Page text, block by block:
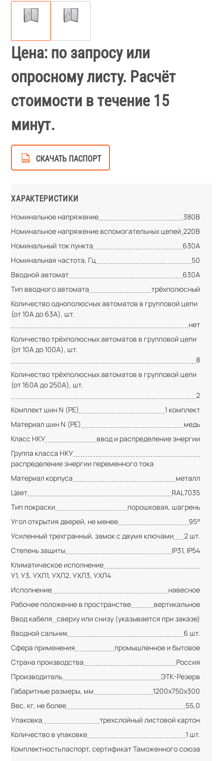
Цена: по запросу или
опросному листу. Расчёт
стоимости в течение 15
минут.
СКАЧАТЬ ПАСПОРТ
ХАРАКТЕРИСТИКИ
Номинальное напряжение
380В
Номинальное напряжение вспомогательных цепей 220В
Номинальный ток пункта
630А
Номинальная частота, Гц
50
Вводной автомат
630А
Тип вводного автомата
трёхполюсный
Количество однополюсных автоматов в групповой цепи
(от 10А до 63А), шт.
нет
Количество трёхполюсных автоматов в групповой цепи
(от 10А до 100А), шт.
8
Количество трёхполюсных автоматов в групповой цепи
(от 160А до 250А), шт.
2
Комплект шин N (PE)
1 комплект
Материал шин N (PE)
медь
Класс НКУ
ввод и распределение энергии
Группа класса НКУ
распределение энергии переменного тока
Материал корпуса
металл
Цвет
RAL7035
Тип покраски
порошковая, шагрень
Угол открытия дверей, не менее
95°
Усиленный трехгранный, замок с двумя ключами
2 шт.
Степень защиты
IP31, IP54
Климатическое исполнение
У1, У3, УХЛ1, УХЛ2, УХЛ3, УХЛ4
Исполнение
навесное
Рабочее положение в пространстве
вертикальное
Ввод кабеля сверху или снизу (указывается при заказе)
Вводной сальник
6 шт.
Сфера применения
промышленное и бытовое
Страна производства
Россия
Производитель
ЭТК-Резерв
Габаритные размеры, мм
1200х750х300
Вес, кг, не более
55,0
Упаковка
трехслойный листовой картон
Количество в упаковке
1 шт.
Комплектностьпаспорт, сертификат Таможенного союза